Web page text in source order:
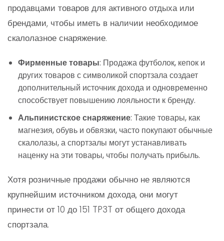
продавцами товаров для активного отдыха или
брендами, чтобы иметь в наличии необходимое
скалолазное снаряжение.
Фирменные товары: Продажа футболок, кепок и
других товаров с символикой спортзала создает
дополнительный источник дохода и одновременно
способствует повышению лояльности к бренду.
Альпинистское снаряжение: Такие товары, как
магнезия, обувь и обвязки, часто покупают обычные
скалолазы, а спортзалы могут устанавливать
наценку на эти товары, чтобы получать прибыль.
Хотя розничные продажи обычно не являются
крупнейшим источником дохода, они могут
принести от 10 до 151 TP3T от общего дохода
спортзала.